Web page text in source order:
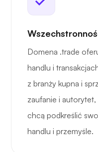
Domena .trade
handlu i
z branży kupna i
zaufanie i
chcą podkreślić
handlu i przemyśle.